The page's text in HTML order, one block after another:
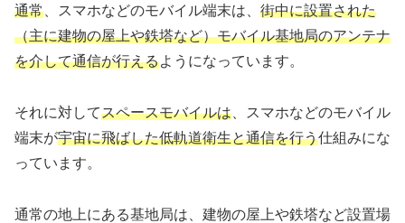
通常 、スマホなどのモバイル端末は、 街中に設置された
（主に建物の屋上や鉄塔など）モバイル基地局のアンテナ
を介して通信が行えるようになっています。
それに対してスペースモバイルは 、スマホなどのモバイル
端末が宇宙に飛ばした低軌道衛生と通信を行う仕組みにな
っています。
通常の地上にある基地局は、建物の屋上や鉄塔など設置場